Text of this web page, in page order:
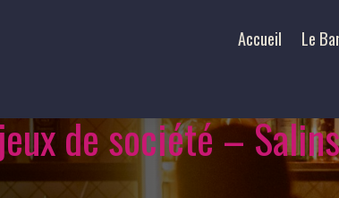
Accueil Le
de société –